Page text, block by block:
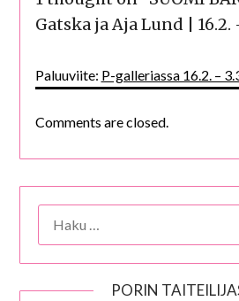
Gatska ja Aja Lund | 16.2.
Paluuviite: P-galleriassa 16.2. –
Comments are closed.
PORIN